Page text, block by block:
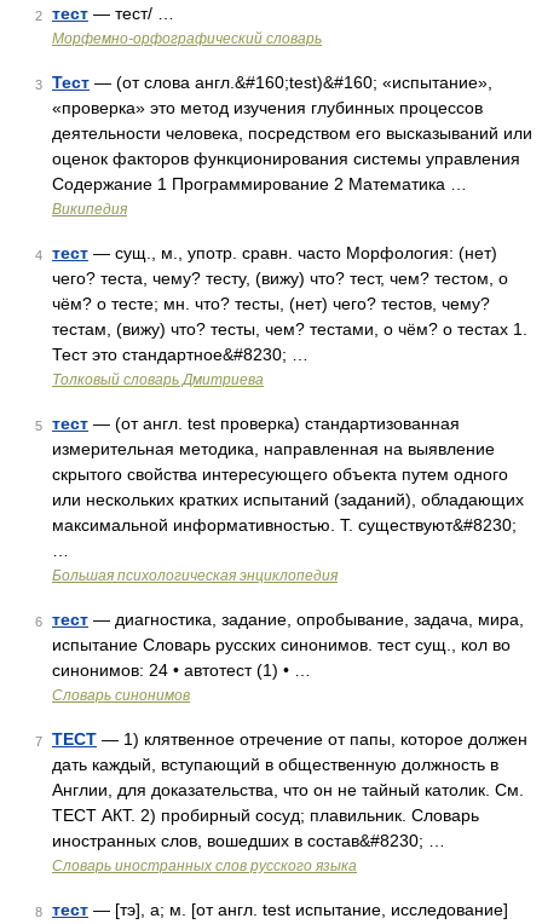
2 тест — тест/ …
Морфемно-орфографический словарь
3 Тест — (от слова англ.&#160;test)&#160; «испытание»,
«проверка» это метод изучения глубинных процессов
деятельности человека, посредством его высказываний или
оценок факторов функционирования системы управления
Содержание 1 Программирование 2 Математика …
Википедия
4 тест — сущ., м., употр. сравн. часто Морфология: (нет)
чего? теста, чему? тесту, (вижу) что? тест, чем? тестом, о
чём? о тесте; мн. что? тесты, (нет) чего? тестов, чему?
тестам, (вижу) что? тесты, чем? тестами, о чём? о тестах 1.
Тест это стандартное&#8230; …
Толковый словарь Дмитриева
5 тест — (от англ. test проверка) стандартизованная
измерительная методика, направленная на выявление
скрытого свойства интересующего объекта путем одного
или нескольких кратких испытаний (заданий), обладающих
максимальной информативностью. Т. существуют&#8230;
Большая психологическая энциклопедия
6 тест — диагностика, задание, опробывание, задача, мира,
испытание Словарь русских синонимов. тест сущ., кол во
синонимов: 24 • автотест (1) • …
Словарь синонимов
7 ТЕСТ — 1) клятвенное отречение от папы, которое должен
дать каждый, вступающий в общественную должность в
Англии, для доказательства, что он не тайный католик. См.
ТЕСТ АКТ. 2) пробирный сосуд; плавильник. Словарь
иностранных слов, вошедших в состав&#8230; …
Словарь иностранных слов русского языка
8 тест — [тэ], а; м. [от англ. test испытание, исследование]